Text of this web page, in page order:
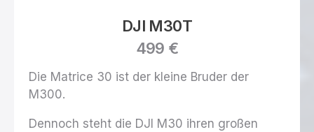
DJI M30T
499 €
Die Matrice 30 ist der kleine Bruder der
M300.
Dennoch steht die DJI M30 ihren großen